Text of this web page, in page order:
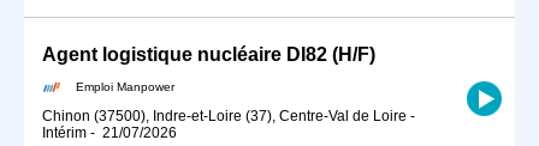
Agent logistique nucléaire DI82 (H/F)
Emploi Manpower
Chinon (37500), Indre-et-Loire (37), Centre-Val de Loire -
Intérim - 21/07/2026